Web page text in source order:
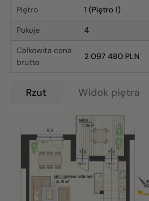
Piętro
1 (Piętro I)
Pokoje
4
Całkowita cena
brutto
2 097 480 PLN
Rzut Widok piętra